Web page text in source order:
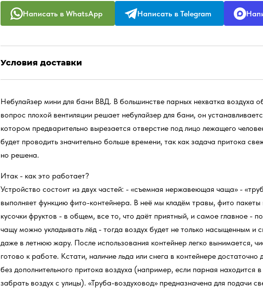
Написать в WhatsApp Написать в Telegram
Условия доставки
Небулайзер мини для бани ВВД. В большинстве парных нехватка воздуха
вопрос плохой вентиляции решает небулайзер для бани, он
котором предварительно вырезается отверстие под лицо лежащего
будет проводить значительно больше времени, так как задача притока
но решена.
Итак - как это работает?
Устройство состоит из двух частей: - «съемная нержавеющая чаща» -
выполняет функцию фито-контейнера. В неё мы кладём травы, фито
кусочки фруктов - в общем, все то, что даёт приятный, и самое главное -
чащу можно укладывать лёд - тогда воздух будет не только насыщенным и
даже в летнюю жару. После использования контейнер легко вынимается,
готово к работе. Кстати, наличие льда или снега в контейнере
без дополнительного притока воздуха (например, если парная находится
забрать воздух с улицы). «Труба-воздуховод» предназначена для подачи